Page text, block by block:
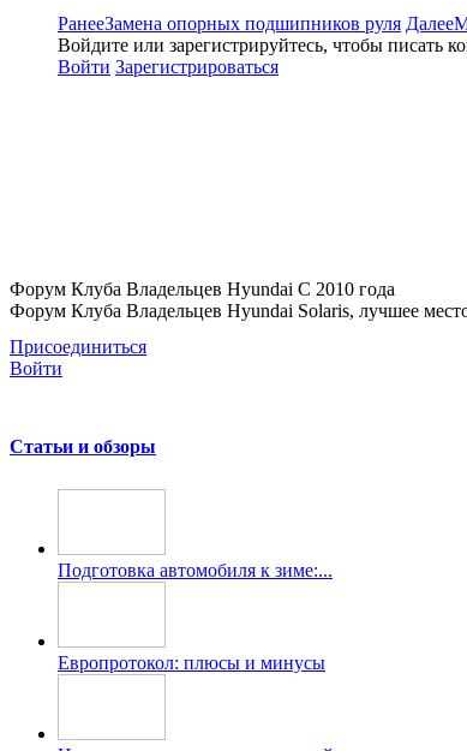
РанееЗамена опорных подшипников руля Далее
Войдите или зарегистрируйтесь, чтобы писать
Войти Зарегистрироваться
Форум Клуба Владельцев Hyundai С 2010 года
Форум Клуба Владельцев Hyundai Solaris, лучшее
Присоединиться
Войти
Статьи и обзоры
Подготовка автомобиля к зиме:...
Европротокол: плюсы и минусы